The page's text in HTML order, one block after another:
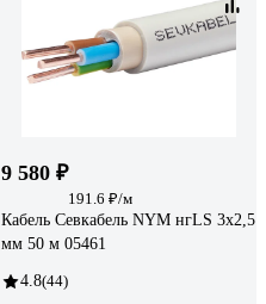
9 580 ₽
191.6 ₽/м
Кабель Севкабель NYM нгLS 3х2,5
мм 50 м 05461
4.8(44)